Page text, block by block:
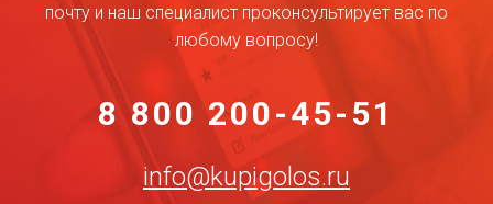
почту и наш специалист проконсультирует вас по
любому вопросу!
8 800 200-45-51
info@kupigolos.ru